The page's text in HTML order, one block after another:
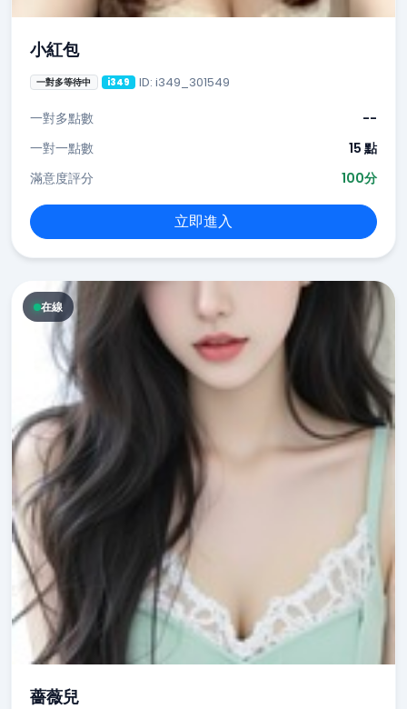
小紅包
一對多等待中 i349 ID: i349_301549
一對多點數
--
一對一點數
15 點
滿意度評分
100分
立即進入
在線
薔薇兒